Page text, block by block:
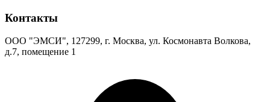
Контакты
ООО "ЭМСИ", 127299, г. Москва, ул. Космонавта Волкова,
д.7, помещение 1